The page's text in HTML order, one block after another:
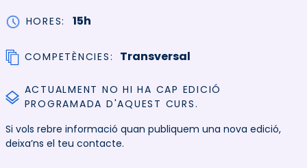
HORES 15h
COMPETÈNCIES Transversal
ACTUALMENT NO HI HA CAP EDICIÓ
PROGRAMADA D'AQUEST CURS.
Si vols rebre informació quan publiquem una nova edició,
deixa’ns el teu contacte.